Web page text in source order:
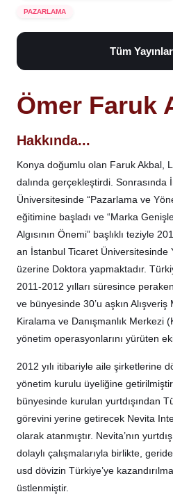
PAZARLAMA
Tüm
Ömer Faruk
Hakkında...
Konya doğumlu olan Faruk Akbal,
dalında gerçekleştirdi. Sonrasında
Üniversitesinde “Pazarlama ve
eğitimine başladı ve “Marka
Algısının Önemi” başlıklı teziyle
an İstanbul Ticaret Üniversitesinde
üzerine Doktora yapmaktadır.
2011-2012 yılları süresince
ve bünyesinde 30’u aşkın
Kiralama ve Danışmanlık Merkezi
yönetim operasyonlarını yürüten
2012 yılı itibariyle aile şirketlerine
yönetim kurulu üyeliğine
bünyesinde kurulan yurtdışından
görevini yerine getirecek Nevita
olarak atanmıştır. Nevita’nın
dolaylı çalışmalarıyla birlikte,
usd dövizin Türkiye’ye
üstlenmiştir.